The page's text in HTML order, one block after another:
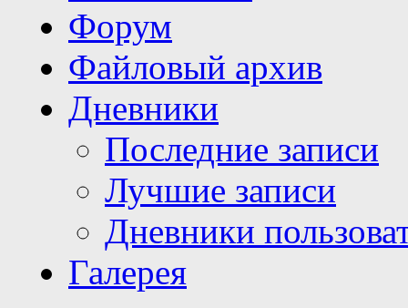
Форум
Файловый архив
Дневники
Последние записи
Лучшие записи
Дневники
Галерея